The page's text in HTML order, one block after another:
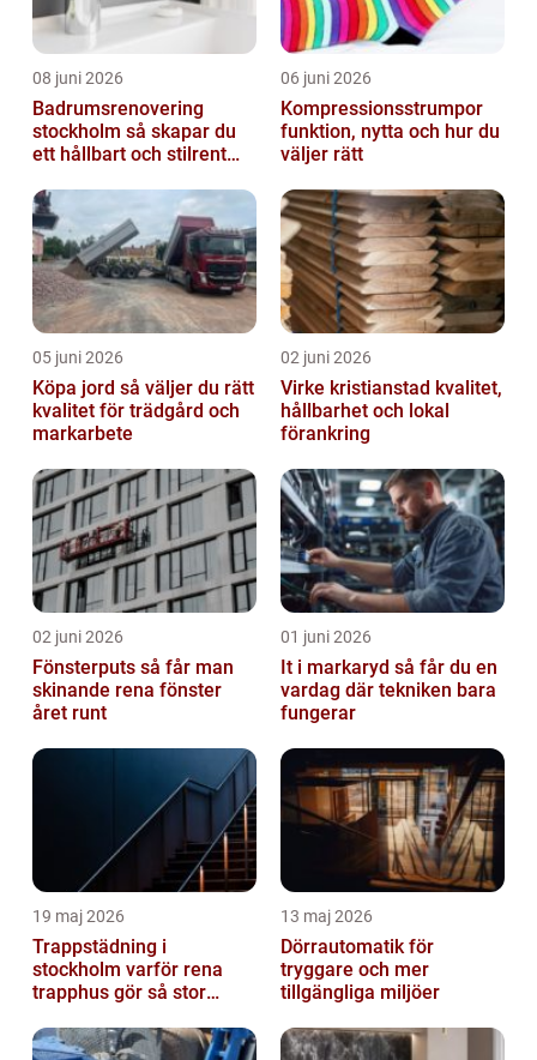
08 juni 2026
Badrumsrenovering
stockholm så skapar du
ett hållbart och stilrent
06 juni 2026
Kompressionsstrumpor
funktion, nytta och hur du
väljer rätt
05 juni 2026
Köpa jord så väljer du rätt
kvalitet för trädgård och
markarbete
02 juni 2026
Virke kristianstad kvalitet,
hållbarhet och lokal
förankring
02 juni 2026
Fönsterputs så får man
skinande rena fönster
året runt
01 juni 2026
It i markaryd så får du en
vardag där tekniken bara
fungerar
19 maj 2026
Trappstädning i
stockholm varför rena
trapphus gör så stor
13 maj 2026
Dörrautomatik för
tryggare och mer
tillgängliga miljöer